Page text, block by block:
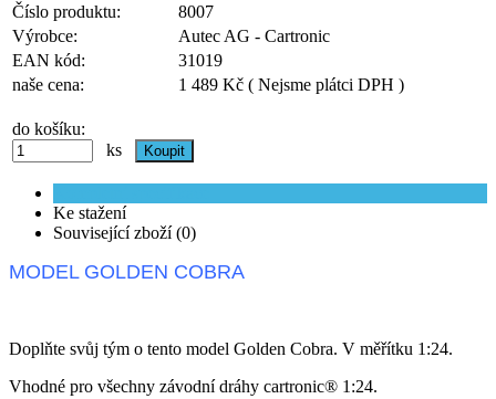
Číslo produktu:
8007
Výrobce:
Autec AG - Cartronic
EAN kód:
31019
naše cena:
1 489 Kč ( Nejsme plátci DPH )
do košíku:
ks
Ke stažení
Související zboží (0)
MODEL GOLDEN COBRA
Doplňte svůj tým o tento model Golden Cobra. V měřítku 1:24.
Vhodné pro všechny závodní dráhy cartronic® 1:24.